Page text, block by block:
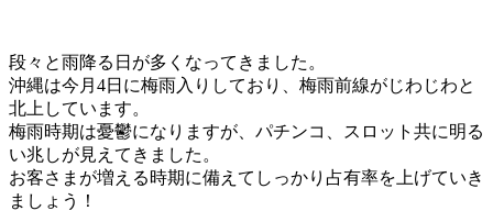
段々と雨降る日が多くなってきました。
沖縄は今月4日に梅雨入りしており、梅雨前線がじわじわと
北上しています。
梅雨時期は憂鬱になりますが、パチンコ、スロット共に明る
い兆しが見えてきました。
お客さまが増える時期に備えてしっかり占有率を上げていき
ましょう！